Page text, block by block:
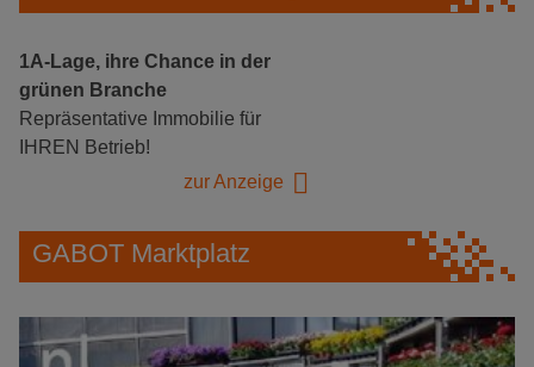
1A-Lage, ihre Chance in der
grünen Branche
Repräsentative Immobilie für
IHREN Betrieb!
zur Anzeige
GABOT Marktplatz